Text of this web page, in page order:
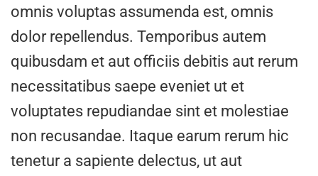
omnis voluptas assumenda est, omnis
dolor repellendus. Temporibus autem
quibusdam et aut officiis debitis aut rerum
necessitatibus saepe eveniet ut et
voluptates repudiandae sint et molestiae
non recusandae. Itaque earum rerum hic
tenetur a sapiente delectus, ut aut